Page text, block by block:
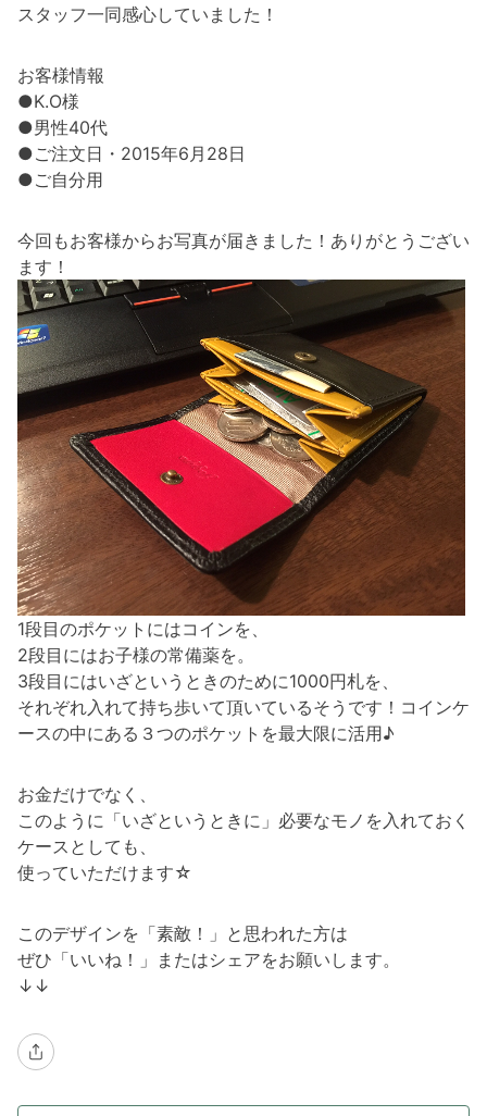
スタッフ一同感心していました！
お客様情報
●K.O様
●男性40代
●ご注文日・2015年6月28日
●ご自分用
今回もお客様からお写真が届きました！ありがとうござい
ます！
1段目のポケットにはコインを、
2段目にはお子様の常備薬を。
3段目にはいざというときのために1000円札を、
それぞれ入れて持ち歩いて頂いているそうです！コインケ
ースの中にある３つのポケットを最大限に活用♪
お金だけでなく、
このように「いざというときに」必要なモノを入れておく
ケースとしても、
使っていただけます☆
このデザインを「素敵！」と思われた方は
ぜひ「いいね！」またはシェアをお願いします。
↓↓